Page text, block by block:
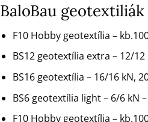
BaloBau
F10 Hobby geotextília –
BS12 geotextília extra – 12/
BS16 geotextília – 16/16 kN,
BS6 geotextília light – 6/6 kN
F10 Hobby geotextília –